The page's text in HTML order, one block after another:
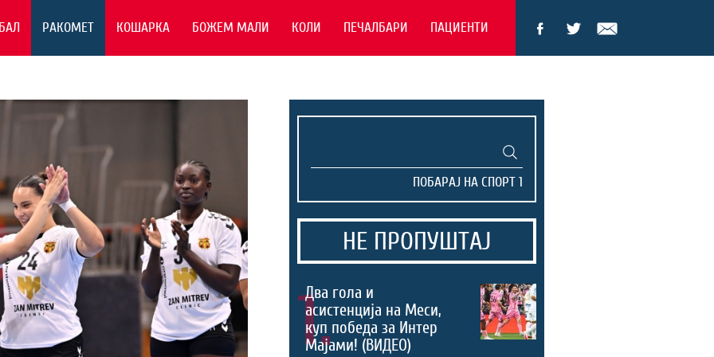
РАКОМЕТ КОШАРКА БОЖЕМ МАЛИ КОЛИ ПЕЧАЛБАРИ ПАЦИЕНТИ
НЕ ПРОПУШТАЈ
1.
Два гола и
асистенција на Меси,
куп победа за Интер
Мајами! (ВИДЕО)